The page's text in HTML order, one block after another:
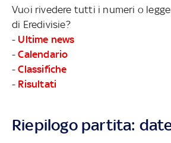
Vuoi rivedere tutti i numeri o
di Eredivisie?
- Ultime news
-Calendario
-Classifiche
- Risultati
Riepilogo partita: